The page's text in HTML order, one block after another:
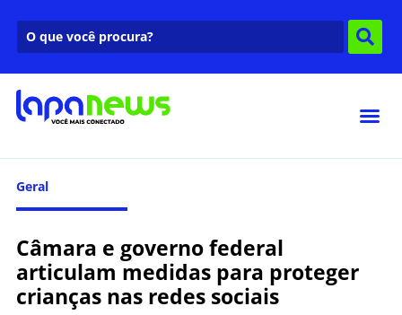
Geral
Câmara e governo federal
articulam medidas para proteger
crianças nas redes sociais